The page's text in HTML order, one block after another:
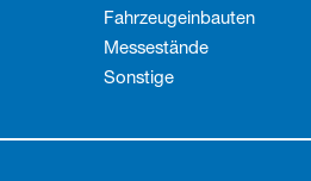
Fahrzeug­einbauten
Messestände
Sonstige